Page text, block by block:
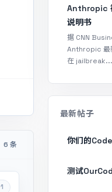
6 条
Anthropic
说明书
据 CNN
Anthropic 最
在 jailbreak...
最新帖子
你们的
测试